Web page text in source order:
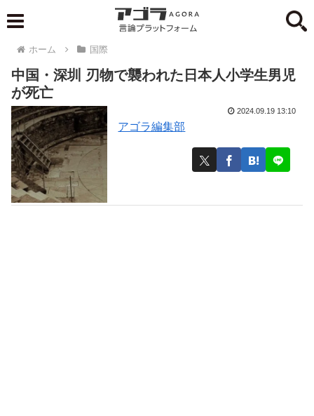
ホーム 国際
中国・深圳 刃物で襲われた日本人小学生男児
が死亡
アゴラ編集部
2024.09.19 13:10